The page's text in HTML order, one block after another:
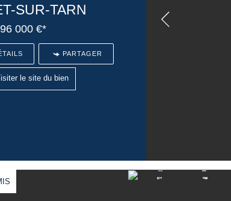
SUR-TARN
000 €*
PARTAGER
le site du bien